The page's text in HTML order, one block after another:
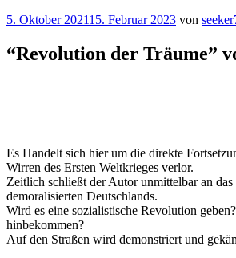
Veröffentlicht
5. Oktober 202115. Februar 2023 von
“Revolution der Träume”
Es Handelt sich hier um die direkte
Wirren des Ersten Weltkrieges verlor.
Zeitlich schließt der Autor unmittelbar an
demoralisierten Deutschlands.
Wird es eine sozialistische Revolution
hinbekommen?
Auf den Straßen wird demonstriert und